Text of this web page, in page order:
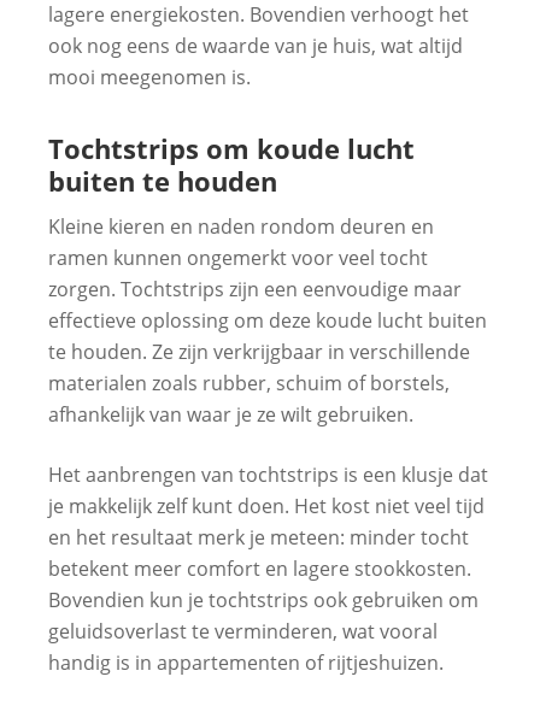
lagere energiekosten. Bovendien verhoogt het
ook nog eens de waarde van je huis, wat altijd
mooi meegenomen is.
Tochtstrips om koude lucht
buiten te houden
Kleine kieren en naden rondom deuren en
ramen kunnen ongemerkt voor veel tocht
zorgen. Tochtstrips zijn een eenvoudige maar
effectieve oplossing om deze koude lucht buiten
te houden. Ze zijn verkrijgbaar in verschillende
materialen zoals rubber, schuim of borstels,
afhankelijk van waar je ze wilt gebruiken.
Het aanbrengen van tochtstrips is een klusje dat
je makkelijk zelf kunt doen. Het kost niet veel tijd
en het resultaat merk je meteen: minder tocht
betekent meer comfort en lagere stookkosten.
Bovendien kun je tochtstrips ook gebruiken om
geluidsoverlast te verminderen, wat vooral
handig is in appartementen of rijtjeshuizen.